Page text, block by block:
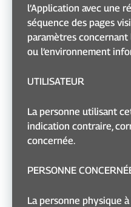
l’Application avec une
séquence des pages
paramètres
ou l’environnement
UTILISATEUR
La personne utilisant
indication contraire,
concernée.
PERSONNE
La personne physique